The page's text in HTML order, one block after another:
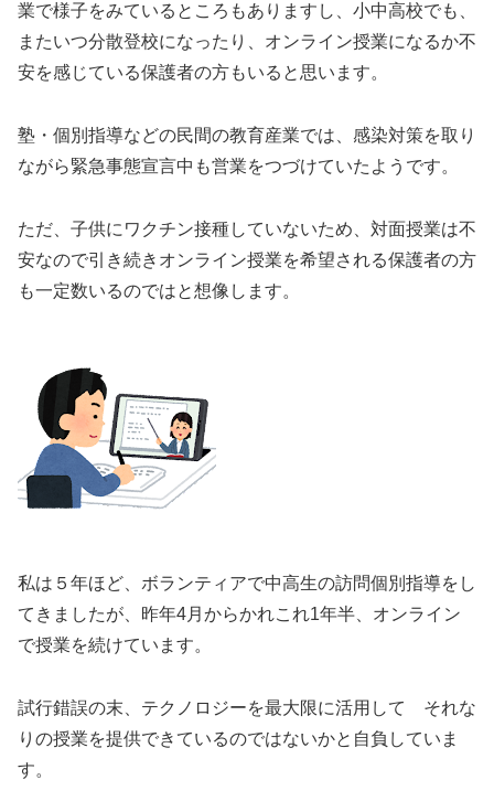
業で様子をみているところもありますし、小中高校でも、
またいつ分散登校になったり、オンライン授業になるか不
安を感じている保護者の方もいると思います。
塾・個別指導などの民間の教育産業では、感染対策を取り
ながら緊急事態宣言中も営業をつづけていたようです。
ただ、子供にワクチン接種していないため、対面授業は不
安なので引き続きオンライン授業を希望される保護者の方
も一定数いるのではと想像します。
私は５年ほど、ボランティアで中高生の訪問個別指導をし
てきましたが、昨年4月からかれこれ1年半、オンライン
で授業を続けています。
試行錯誤の末、テクノロジーを最大限に活用して それな
りの授業を提供できているのではないかと自負していま
す。